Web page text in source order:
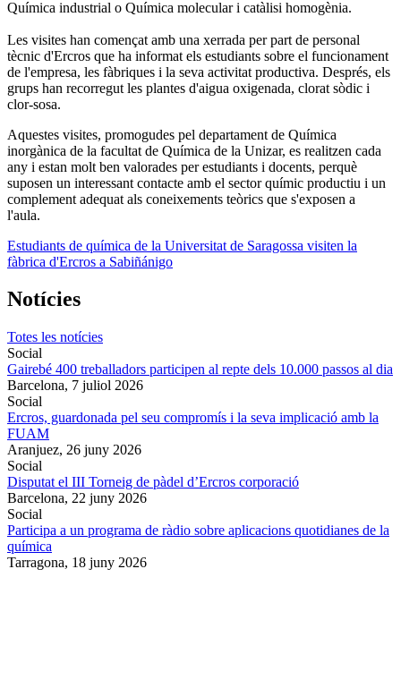
Química industrial o Química molecular i catàlisi homogènia.
Les visites han començat amb una xerrada per part de personal
tècnic d'Ercros que ha informat els estudiants sobre el funcionament
de l'empresa, les fàbriques i la seva activitat productiva. Després, els
grups han recorregut les plantes d'aigua oxigenada, clorat sòdic i
clor-sosa.
Aquestes visites, promogudes pel departament de Química
inorgànica de la facultat de Química de la Unizar, es realitzen cada
any i estan molt ben valorades per estudiants i docents, perquè
suposen un interessant contacte amb el sector químic productiu i un
complement adequat als coneixements teòrics que s'exposen a
l'aula.
Estudiants de química de la Universitat de Saragossa visiten la
fàbrica d'Ercros a Sabiñánigo
Notícies
Totes les notícies
Social
Gairebé 400 treballadors participen al repte dels 10.000 passos al dia
Barcelona, 7 juliol 2026
Social
Ercros, guardonada pel seu compromís i la seva implicació amb la
FUAM
Aranjuez, 26 juny 2026
Social
Disputat el III Torneig de pàdel d’Ercros corporació
Barcelona, 22 juny 2026
Social
Participa a un programa de ràdio sobre aplicacions quotidianes de la
química
Tarragona, 18 juny 2026